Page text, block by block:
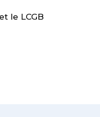
le LCGB